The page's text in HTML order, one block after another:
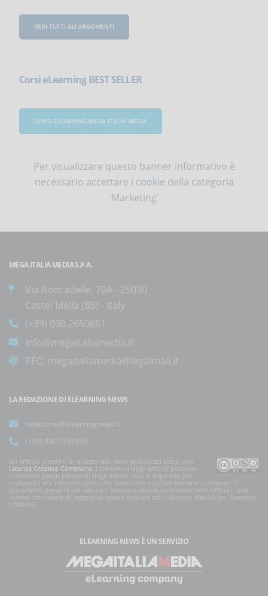
VEDI TUTTI GLI ARGOMENTI
Corsi eLearning BEST SELLER
CORSI ELEARNING MEGA ITALIA MEDIA
Per visualizzare questo banner informativo è
necessario accettare i cookie della categoria
'Marketing'
MEGA ITALIA MEDIA S.P.A.
Via Roncadelle, 70A - 25030
Castel Mella (BS) - Italy
(+39) 030.2650661
info@megaitaliamedia.it
PEC: megaitaliamedia@legalmail.it
LA REDAZIONE DI ELEARNING NEWS
redazione@elearningnews.it
(+39) 030.5531835
Gli articoli presenti in questo sito sono pubblicati sotto una
Licenza Creative Commons . I contenuti degli articoli possono
contenere pareri personali degli autori. Non si risponde per
traduzioni e/o interpretazioni che dovessero risultare inesatte o erronee. I
documenti presenti nel sito non possono essere considerati testi ufficiali, una
norma con valore di legge può essere ricavata solo da fonti ufficiali (es. Gazzetta
Ufficiale).
ELEARNING NEWS È UN SERVIZIO